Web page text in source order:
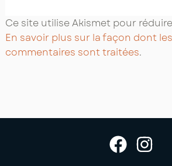
Ce site utilise Akismet pour
En savoir plus sur la façon dont
commentaires sont traitées.